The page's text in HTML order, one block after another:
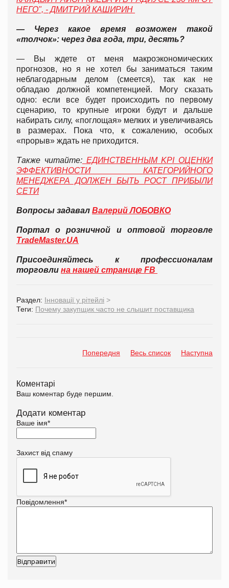
НЕГО", - ДМИТРИЙ КАШИРИН
— Через какое время возможен такой
«толчок»: через два года, три, десять?
— Вы ждете от меня макроэкономических
прогнозов, но я не хотел бы заниматься таким
неблагодарным делом (смеется), так как не
обладаю должной компетенцией. Могу сказать
одно: если все будет происходить по первому
сценарию, то крупные игроки будут и дальше
набирать силу, «поглощая» мелких и увеличиваясь
в размерах. Пока что, к сожалению, особых
«прорыв» ждать не приходится.
Также читайте:ЕДИНСТВЕННЫМ KPI ОЦЕНКИ
ЭФФЕКТИВНОСТИ КАТЕГОРИЙНОГО
МЕНЕДЖЕРА ДОЛЖЕН БЫТЬ РОСТ ПРИБЫЛИ
СЕТИ
Вопросы задавал Валерий ЛОБОВКО
Портал о розничной и оптовой торговле
TradeMaster.UA
Присоединяйтесь к профессионалам
торговли на нашей странице FB
Раздел: Інновації у рітейлі >
Теги: Почему закупщик часто не слышит поставщика
Попередня Весь список Наступна
Коментарі
Ваш коментар буде першим.
Додати коментар
Ваше імя*
Захист від спаму
Повідомлення*